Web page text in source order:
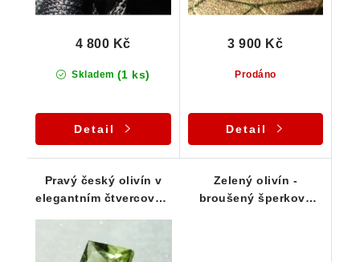
Skladem (1 ks)
4 800 Kč
Detail
Prodáno
3 900 Kč
Detail
Pravý český olivín v
elegantním čtvercovém
Zelený olivín -
broušený šperkový